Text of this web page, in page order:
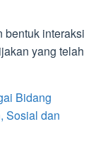
bentuk interaksi
yang telah
Bidang
Sosial dan